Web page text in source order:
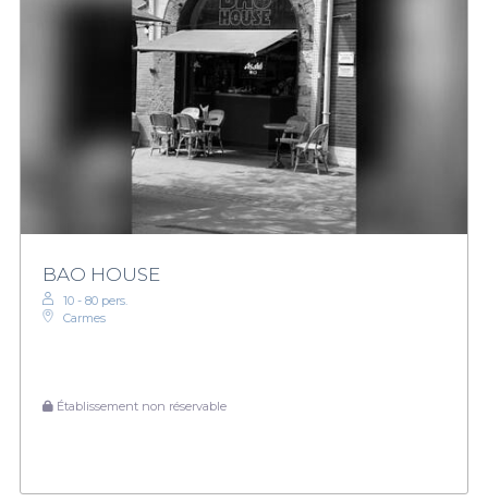
BAO HOUSE
10 - 80 pers.
Carmes
Établissement non réservable